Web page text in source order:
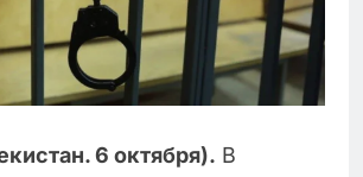
6 октября). В